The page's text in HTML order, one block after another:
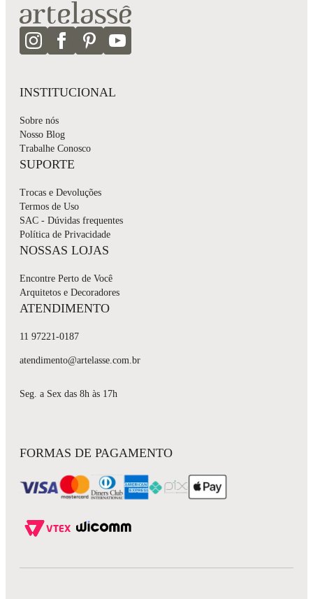
INSTITUCIONAL
Sobre nós
Nosso Blog
Trabalhe Conosco
SUPORTE
Trocas e Devoluções
Termos de Uso
SAC - Dúvidas frequentes
Política de Privacidade
NOSSAS LOJAS
Encontre Perto de Você
Arquitetos e Decoradores
ATENDIMENTO
11 97221-0187
atendimento@artelasse.com.br
Seg. a Sex das 8h às 17h
FORMAS DE PAGAMENTO